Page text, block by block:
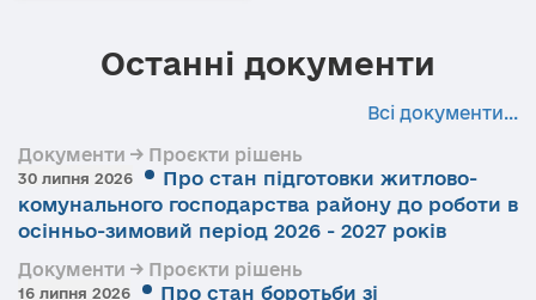
Останні документи
Всі документи...
Документи → Проєкти рішень
30 липня 2026
Про стан підготовки житлово-
комунального господарства району до роботи в
осінньо-зимовий період 2026 - 2027 років
Документи → Проєкти рішень
16 липня 2026 Про стан боротьби зі